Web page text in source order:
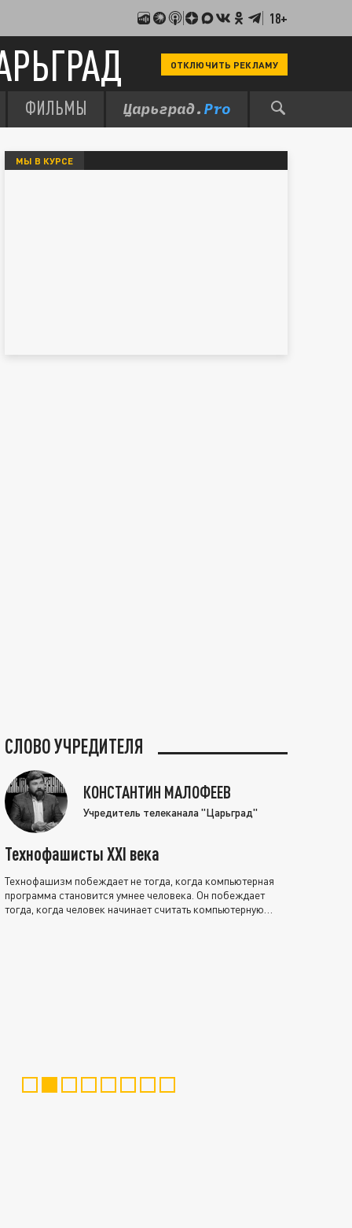
18+
ОТКЛЮЧИТЬ РЕКЛАМУ
ФИЛЬМЫ
МЫ В КУРСЕ
СЛОВО УЧРЕДИТЕЛЯ
КОНСТАНТИН МАЛОФЕЕВ
Учредитель телеканала "Царьград"
Технофашисты XXI века
Технофашизм побеждает не тогда, когда компьютерная
программа становится умнее человека. Он побеждает
тогда, когда человек начинает считать компьютерную